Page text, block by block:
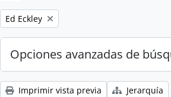
Remove filter:
Ed Eckley
Opciones avanzadas de
Imprimir vista previa
Jerarquía